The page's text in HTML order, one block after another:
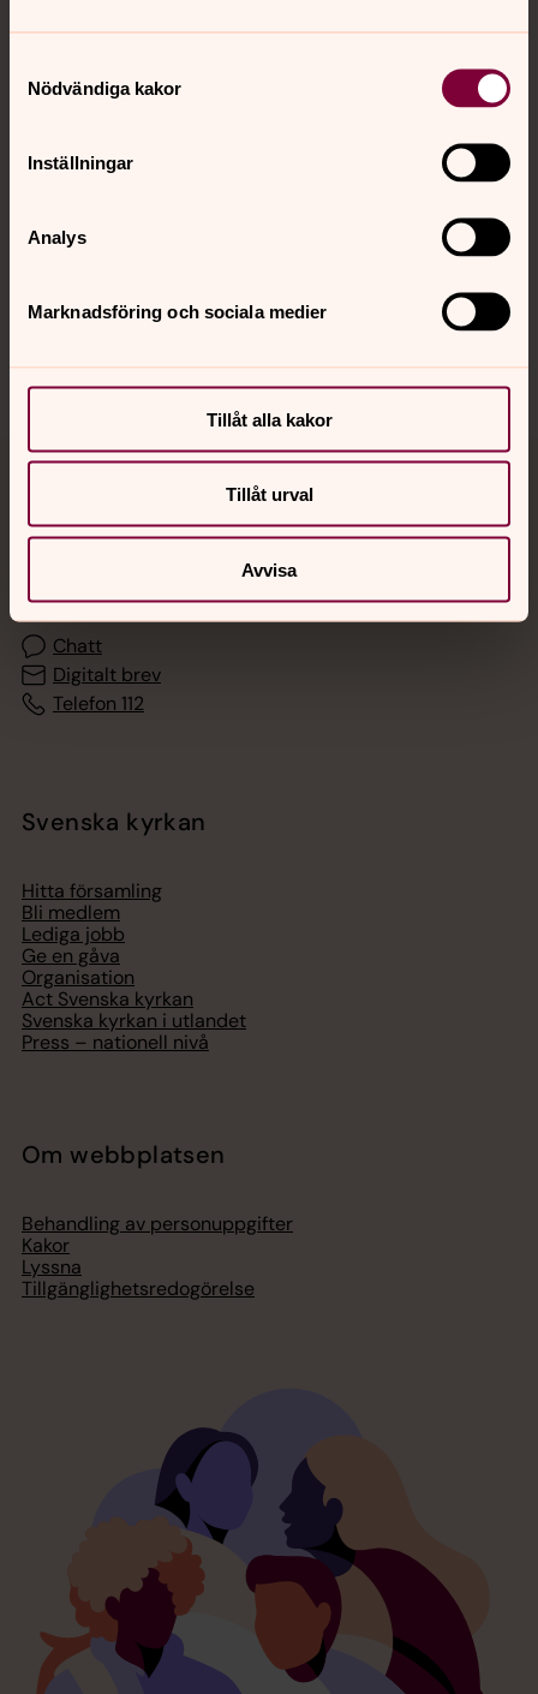
Nödvändiga kakor
Inställningar
Analys
Marknadsföring och sociala medier
Tillåt alla kakor
Tillåt urval
Avvisa
Kontakt
Sociala kanaler
Jourhavande präst
Akut samtals- och krisstöd. Prata eller chatta anonymt
med en präst på kvällar och nätter.
Chatt
Digitalt brev
Telefon 112
Svenska kyrkan
Hitta församling
Bli medlem
Lediga jobb
Ge en gåva
Organisation
Act Svenska kyrkan
Svenska kyrkan i utlandet
Press – nationell nivå
Om webbplatsen
Behandling av personuppgifter
Kakor
Lyssna
Tillgänglighetsredogörelse